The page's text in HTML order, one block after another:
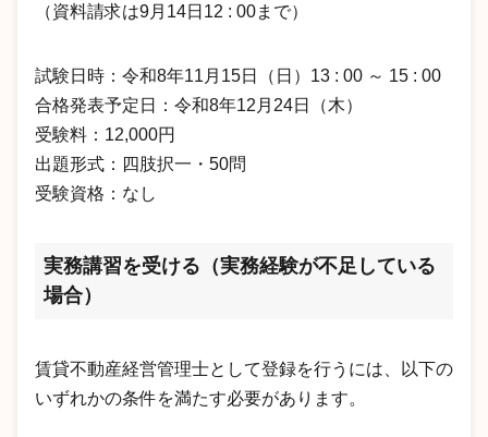
（資料請求は9月14日12 : 00まで）
試験日時：令和8年11月15日（日）13 : 00 ～ 15 : 00
合格発表予定日：令和8年12月24日（木）
受験料：12,000円
出題形式：四肢択一・50問
受験資格：なし
実務講習を受ける（実務経験が不足している
場合）
賃貸不動産経営管理士として登録を行うには、以下の
いずれかの条件を満たす必要があります。